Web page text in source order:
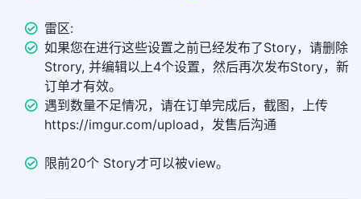
雷区:
如果您在进行这些设置之前已经发布了Story，请删除
Strory, 并编辑以上4个设置，然后再次发布Story，新
订单才有效。
遇到数量不足情况，请在订单完成后，截图，上传
https://imgur.com/upload，发售后沟通
限前20个 Story才可以被view。